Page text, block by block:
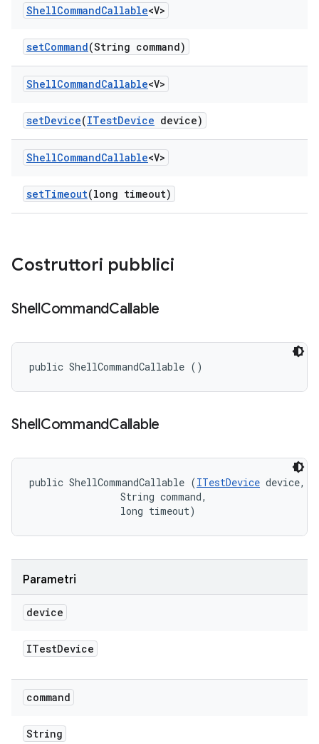
ShellCommandCallable<V>
setCommand(String command)
ShellCommandCallable<V>
setDevice(ITestDevice device)
ShellCommandCallable<V>
setTimeout(long timeout)
Costruttori pubblici
ShellCommandCallable
public ShellCommandCallable ()
ShellCommandCallable
public ShellCommandCallable (ITestDevice device,
                String command,
                long timeout)
Parametri
device
ITestDevice
command
String